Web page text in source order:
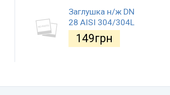
Заглушка н/ж DN
28 AISI 304/304L
149грн